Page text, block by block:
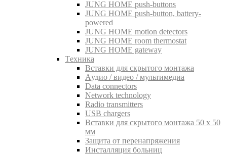
JUNG HOME push-buttons
JUNG HOME push-button, battery-
powered
JUNG HOME motion detectors
JUNG HOME room thermostat
JUNG HOME gateway
Tехника
Вставки для скрытого монтажа
Aудио / видео / мультимедиа
Data connectors
Network technology
Radio transmitters
USB chargers
Вставки для скрытого монтажа 50 x 50
мм
Защита от перенапряжения
Инсталляция больниц